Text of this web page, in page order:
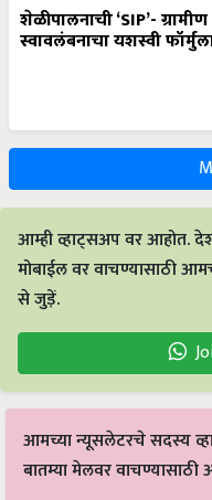
शेळीपालनाची ‘SIP’-
स्वावलंबनाचा यशस्वी
आम्ही व्हाट्सअप वर आहोत.
मोबाईल वर वाचण्यासाठी
से जुड़ें.
आमच्या न्यूसलेटरचे सदस्य
बातम्या मेलवर